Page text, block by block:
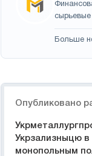
сырьевые
Больше
Опубликовано
Укрзализныцю в
монопольным